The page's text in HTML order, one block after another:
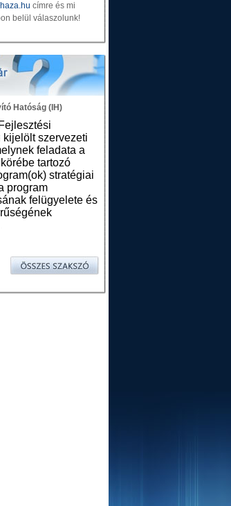
címre és mi
belül válaszolunk!
Hatóság (IH)
kijelölt szervezeti
feladata a
tartozó
stratégiai
program
felügyelete és